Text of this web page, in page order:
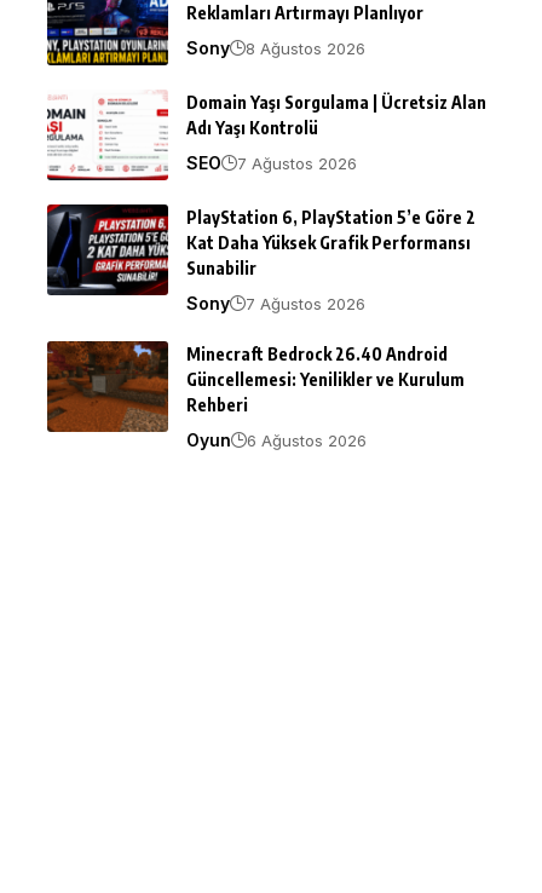
Reklamları Artırmayı Planlıyor
Sony
8 Ağustos 2026
Domain Yaşı Sorgulama | Ücretsiz Alan
Adı Yaşı Kontrolü
SEO
7 Ağustos 2026
PlayStation 6, PlayStation 5’e Göre 2
Kat Daha Yüksek Grafik Performansı
Sunabilir
Sony
7 Ağustos 2026
Minecraft Bedrock 26.40 Android
Güncellemesi: Yenilikler ve Kurulum
Rehberi
Oyun
6 Ağustos 2026